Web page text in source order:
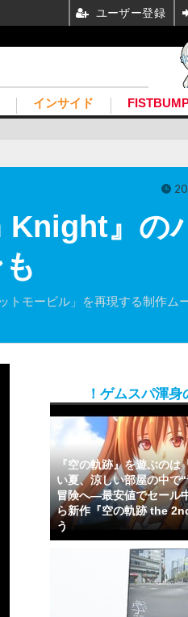
インサイド
』の
トモービル」を再現する制作ム
！ゲムスパ渾身
『空の軌跡』を遊ぶのは
い夏、涼しい部屋の中で
冒険へ―最安値でセール
ら新作『空の軌跡 the
う
ユーザー登録